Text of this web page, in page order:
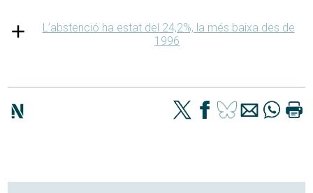
L’abstenció ha estat del 24,2%, la més baixa des de
1996